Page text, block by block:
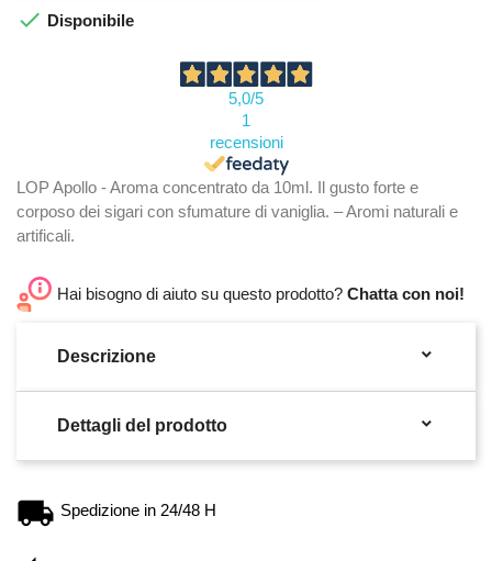
 Disponibile
5,0/5
1
recensioni
LOP Apollo - Aroma concentrato da 10ml. Il gusto forte e
corposo dei sigari con sfumature di vaniglia. – Aromi naturali e
artificali.
Hai bisogno di aiuto su questo prodotto? Chatta con noi!
Descrizione 
Dettagli del prodotto 
Spedizione in 24/48 H